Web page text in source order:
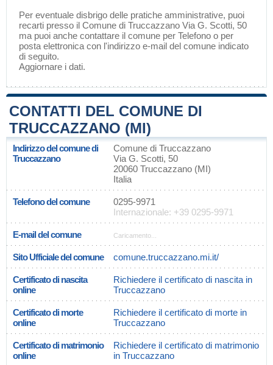
Per eventuale disbrigo delle pratiche amministrative, puoi
recarti presso il Comune di Truccazzano Via G. Scotti, 50
ma puoi anche contattare il comune per Telefono o per
posta elettronica con l'indirizzo e-mail del comune indicato
di seguito.
Aggiornare i dati.
CONTATTI DEL COMUNE DI
TRUCCAZZANO (MI)
Indirizzo del comune di
Truccazzano
Comune di Truccazzano
Via G. Scotti, 50
20060 Truccazzano (MI)
Italia
Telefono del comune
0295-9971
Internazionale: +39 0295-9971
E-mail del comune Caricamento...
Sito Ufficiale del comune comune.truccazzano.mi.it/
Certificato di nascita
online
Richiedere il certificato di nascita in
Truccazzano
Certificato di morte
online
Richiedere il certificato di morte in
Truccazzano
Certificato di matrimonio
online
Richiedere il certificato di matrimonio
in Truccazzano